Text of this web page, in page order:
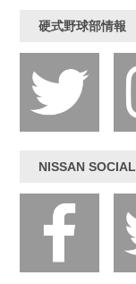
硬式野球部情報
NISSAN SOCIAL